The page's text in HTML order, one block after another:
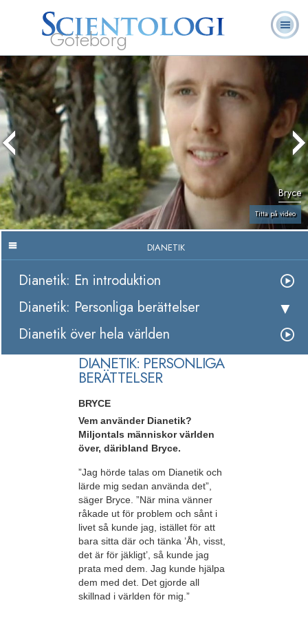
Göteborg
L. Ron
Hubbard
Vad är
Scientologi?
Frivilligpastorer
Bryce
Titta på video
DIANETIK
Dianetik: En introduktion
Dianetik: Personliga berättelser
Dianetik över hela världen
DIANETIK: PERSONLIGA
BERÄTTELSER
BRYCE
Vem använder Dianetik?
Miljontals människor världen
över, däribland Bryce.
”Jag hörde talas om Dianetik och
lärde mig sedan använda det”,
säger Bryce. ”När mina vänner
råkade ut för problem och sånt i
livet så kunde jag, istället för att
bara sitta där och tänka ’Åh, visst,
det är för jäkligt’, så kunde jag
prata med dem. Jag kunde hjälpa
dem med det. Det gjorde all
skillnad i världen för mig.”